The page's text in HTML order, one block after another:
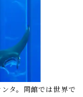
タ。同館では世界で